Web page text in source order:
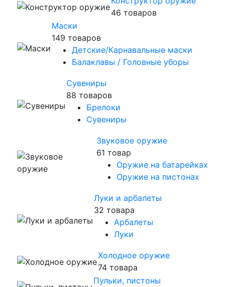
46 товаров
Маски
149 товаров
Детские/Карнавальные маски
Балаклавы / Головные уборы
Сувениры
88 товаров
Брелоки
Сувениры
Звуковое оружие
61 товар
Оружие на батарейках
Оружие на пистонах
Луки и арбалеты
32 товара
Арбалеты
Луки
Холодное оружие
74 товара
Пульки, пистоны